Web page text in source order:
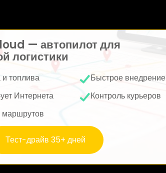
— автопилот для
логистики
топлива
Быстрое внедрение
Интернета
Контроль курьеров
маршрутов
Тест-драйв 35+ дней